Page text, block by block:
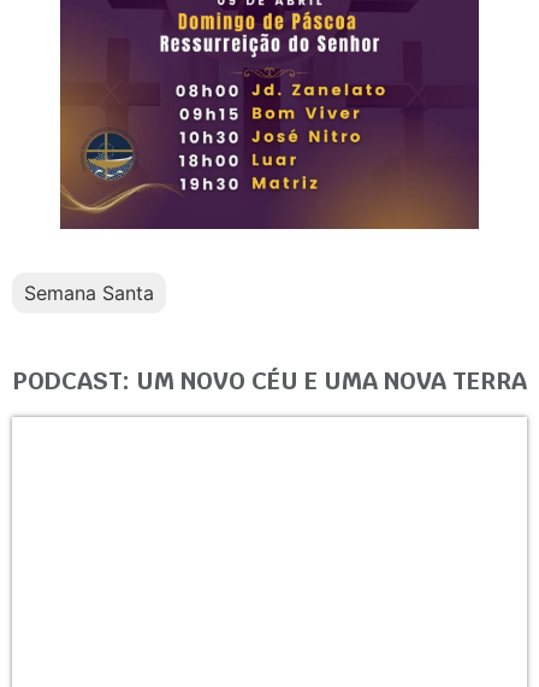
Semana Santa
PODCAST: UM NOVO CÉU E UMA NOVA TERRA